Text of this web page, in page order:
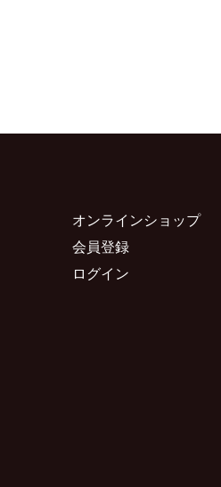
オンラインショップ
会員登録
ログイン